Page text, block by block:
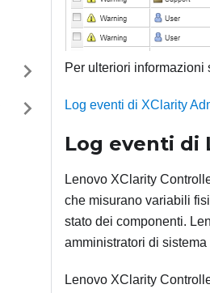
Per ulteriori
Log eventi di XClarity
Log eventi di
Lenovo XClarity
che misurano variabili
stato dei componenti.
amministratori di
Lenovo XClarity